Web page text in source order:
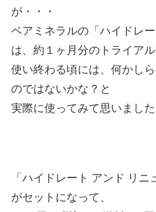
が・・・
ベアミネラルの「ハイドレ
は、約１ヶ月分のトライア
使い終わる頃には、何かし
のではないかな？と
実際に使ってみて思いました
「ハイドレート アンド リ
がセットになって、